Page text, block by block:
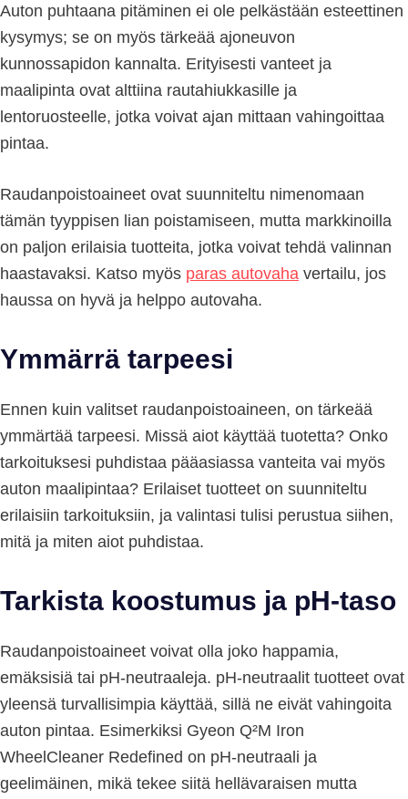
Auton puhtaana pitäminen ei ole pelkästään esteettinen
kysymys; se on myös tärkeää ajoneuvon
kunnossapidon kannalta. Erityisesti vanteet ja
maalipinta ovat alttiina rautahiukkasille ja
lentoruosteelle, jotka voivat ajan mittaan vahingoittaa
pintaa.
Raudanpoistoaineet ovat suunniteltu nimenomaan
tämän tyyppisen lian poistamiseen, mutta markkinoilla
on paljon erilaisia tuotteita, jotka voivat tehdä valinnan
haastavaksi. Katso myös paras autovaha vertailu, jos
haussa on hyvä ja helppo autovaha.
Ymmärrä tarpeesi
Ennen kuin valitset raudanpoistoaineen, on tärkeää
ymmärtää tarpeesi. Missä aiot käyttää tuotetta? Onko
tarkoituksesi puhdistaa pääasiassa vanteita vai myös
auton maalipintaa? Erilaiset tuotteet on suunniteltu
erilaisiin tarkoituksiin, ja valintasi tulisi perustua siihen,
mitä ja miten aiot puhdistaa.
Tarkista koostumus ja pH-taso
Raudanpoistoaineet voivat olla joko happamia,
emäksisiä tai pH-neutraaleja. pH-neutraalit tuotteet ovat
yleensä turvallisimpia käyttää, sillä ne eivät vahingoita
auton pintaa. Esimerkiksi Gyeon Q²M Iron
WheelCleaner Redefined on pH-neutraali ja
geelimäinen, mikä tekee siitä hellävaraisen mutta